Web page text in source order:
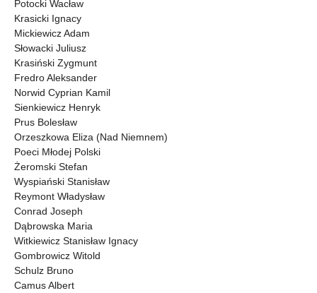
Potocki Wacław
Krasicki Ignacy
Mickiewicz Adam
Słowacki Juliusz
Krasiński Zygmunt
Fredro Aleksander
Norwid Cyprian Kamil
Sienkiewicz Henryk
Prus Bolesław
Orzeszkowa Eliza (Nad Niemnem)
Poeci Młodej Polski
Żeromski Stefan
Wyspiański Stanisław
Reymont Władysław
Conrad Joseph
Dąbrowska Maria
Witkiewicz Stanisław Ignacy
Gombrowicz Witold
Schulz Bruno
Camus Albert